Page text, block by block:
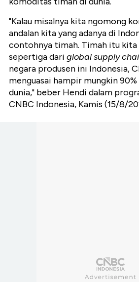
"Kalau misalnya kita ngomong
andalan kita yang adanya di
contohnya timah. Timah itu kita
sepertiga dari global supply
negara produsen ini Indonesia,
menguasai hampir mungkin 90%
dunia," beber Hendi dalam
CNBC Indonesia, Kamis (15/8/